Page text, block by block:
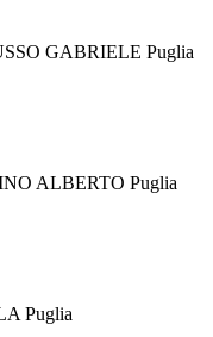
GABRIELE Puglia
ALBERTO Puglia
Puglia